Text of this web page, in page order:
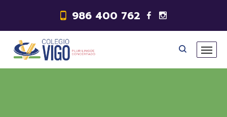
986 400 762